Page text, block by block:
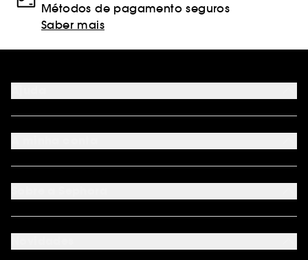
Métodos de pagamento seguros
Saber mais
FAQ
Métodos de pagamento
Cartão oferta físico
Cartão oferta empresas
Site Map
Seguir encomenda
Programa de Fidelidade
Juntar Sephora
Sephora Prize 2026